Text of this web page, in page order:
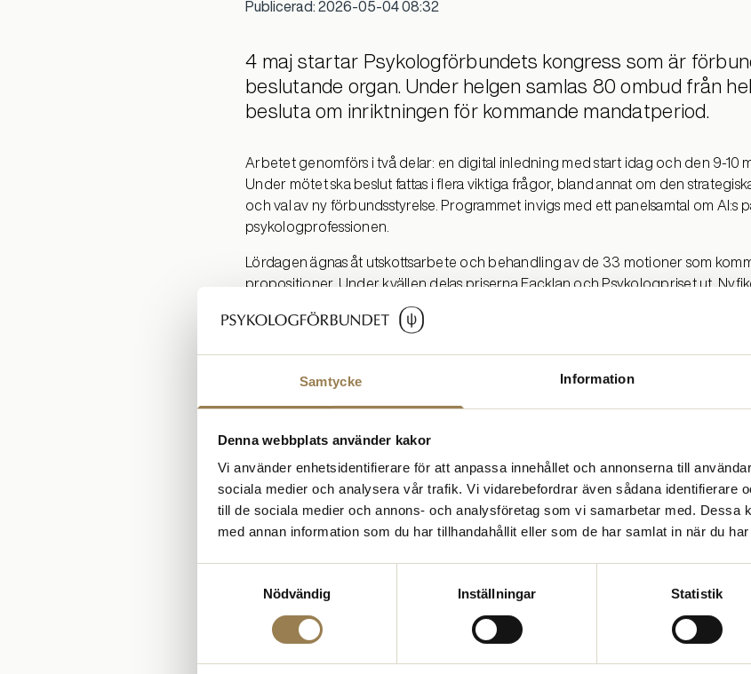
Samtycke Information
Denna webbplats använder kakor
Vi använder enhetsidentifierare för att anpassa innehållet och annonserna till
sociala medier och analysera vår trafik. Vi vidarebefordrar även sådana identifierare
till de sociala medier och annons- och analysföretag som vi samarbetar med. Dessa
med annan information som du har tillhandahållit eller som de har samlat in när du
Nödvändig
Inställningar Statistik
Publicerad: 2026-05-04 08:32
4 maj startar Psykologförbundets kongress som är
beslutande organ. Under helgen samlas 80 ombud från
besluta om inriktningen för kommande mandatperiod.
Arbetet genomförs i två delar: en digital inledning med start idag och den 9-10
Under mötet ska beslut fattas i flera viktiga frågor, bland annat om den
och val av ny förbundsstyrelse. Programmet invigs med ett panelsamtal om AI:s
psykologprofessionen.
Lördagen ägnas åt utskottsarbete och behandling av de 33 motioner som
propositioner. Under kvällen delas priserna Facklan och Psykologpriset ut.
Håll koll på våra sociala medier under helgen. På söndagen fortsätter arbetet
Läs mer om kongressperioden som varit i förbundets verksamhetsberättelser här
Kongress 2026 | Psykologförbundet
Fakta om kongressen
Hålls vart tredje år
de nationella föreningarna, valberedningens ordförande och
På kongressen redogör förbundsstyrelsen för arbetet under
förslag för kommande period.